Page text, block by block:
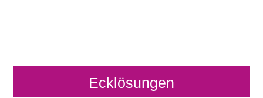
Ecklösungen